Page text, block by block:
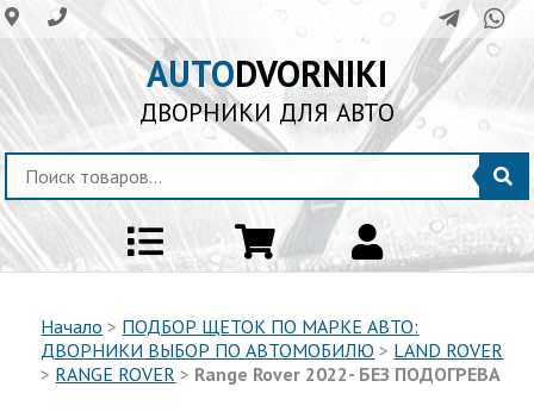
AUTODVORNIKI
ДВОРНИКИ ДЛЯ АВТО
Начало > ПОДБОР ЩЕТОК ПО МАРКЕ АВТО:
ДВОРНИКИ ВЫБОР ПО АВТОМОБИЛЮ > LAND ROVER
> RANGE ROVER > Range Rover 2022- БЕЗ ПОДОГРЕВА